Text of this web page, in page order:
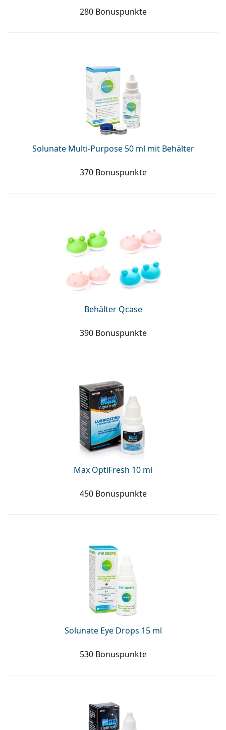
280 Bonuspunkte
Solunate Multi-Purpose 50 ml mit Behälter
370 Bonuspunkte
Behälter Qcase
390 Bonuspunkte
Max OptiFresh 10 ml
450 Bonuspunkte
Solunate Eye Drops 15 ml
530 Bonuspunkte